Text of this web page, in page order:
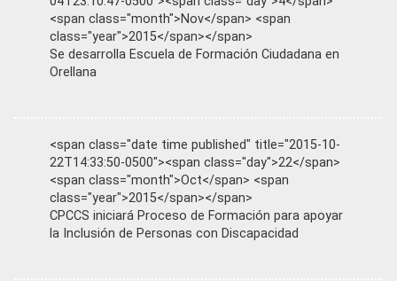
<span class="month">Nov</span> <span
class="year">2015</span></span>
Se desarrolla Escuela de Formación Ciudadana en
Orellana
<span class="date time published" title="2015-10-
22T14:33:50-0500"><span class="day">22</span>
<span class="month">Oct</span> <span
class="year">2015</span></span>
CPCCS iniciará Proceso de Formación para apoyar
la Inclusión de Personas con Discapacidad